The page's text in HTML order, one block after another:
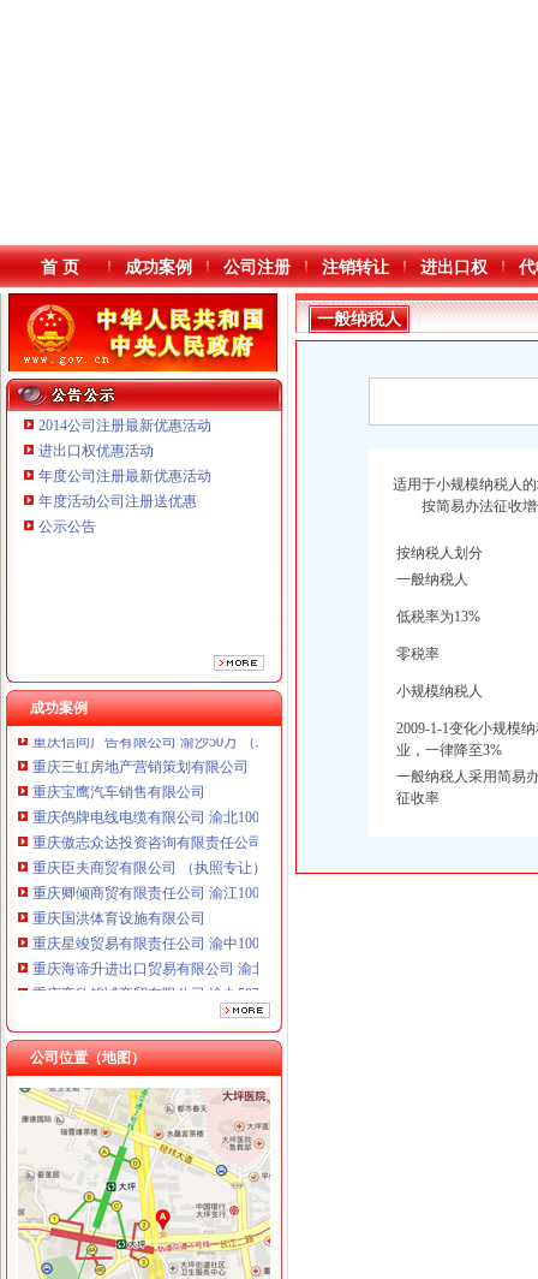
本站导航
首 页 成功案例 公司注册 注销转让 进出口权
2014公司注册最新优惠活动
进出口权优惠活动
年度公司注册最新优惠活动
年度活动公司注册送优惠
公示公告
成功案例
重庆鸽牌电线电缆有限公司 渝北10010万 (进出口权)
重庆傲志众达投资咨询有限责任公司 渝九1000万 （增资）
重庆海谛升进出口贸易有限公司 渝北100万 （进出口权）
重庆奕欣锦诚商贸有限公司 渝九50万 （工商注册）
重庆信同广告有限公司 渝沙50万 （工商注册）
重庆三虹房地产营销策划有限公司
重庆宝鹰汽车销售有限公司
重庆鸽牌电线电缆有限公司 渝北10010万 (进出口权)
重庆傲志众达投资咨询有限责任公司 渝九1000万 （增资）
重庆臣夫商贸有限公司 （执照专让）
重庆卿倾商贸有限责任公司 渝江100万 （工商注册）
重庆国洪体育设施有限公司
重庆星竣贸易有限责任公司 渝中100万 （进出口权）
重庆海谛升进出口贸易有限公司 渝北100万 （进出口权）
重庆奕欣锦诚商贸有限公司 渝九50万 （工商注册）
重庆信同广告有限公司 渝沙50万 （工商注册）
重庆宝鹰汽车销售有限公司
公司位置（地图）
工商动态
巴南局渝中区工商登记突出重点加经纪人工作
荣昌局大力规范西部大饲料兽市渝中区代办营业执照场
南岸局六到位加“五.一”渝中区公司注册金周旅游市场监管
一般纳税人
适用于小规模纳税人
按简易办法征收增
按纳税人划分
一般纳税人
低税率为13%
零税率
小规模纳税人
2009-1-1变化小规模
业，一律降至3%
一般纳税人采用简易
征收率